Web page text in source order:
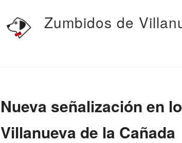
Zumbidos de
Nueva señalización en
Villanueva de la Cañada